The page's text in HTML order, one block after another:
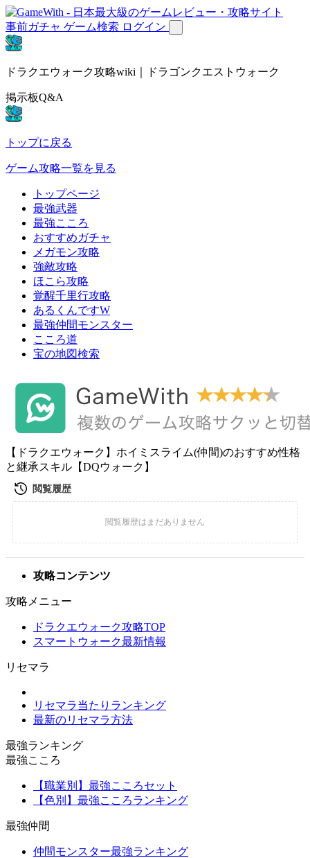
事前ガチャ ゲーム検索 ログイン
ドラクエウォーク攻略wiki｜ドラゴンクエストウォーク
掲示板Q&A
トップに戻る
ゲーム攻略一覧を見る
トップページ
最強武器
最強こころ
おすすめガチャ
メガモン攻略
強敵攻略
ほこら攻略
覚醒千里行攻略
あるくんですW
最強仲間モンスター
こころ道
宝の地図検索
【ドラクエウォーク】ホイミスライム(仲間)のおすすめ性格
と継承スキル【DQウォーク】
攻略コンテンツ
攻略メニュー
ドラクエウォーク攻略TOP
スマートウォーク最新情報
リセマラ
リセマラ当たりランキング
最新のリセマラ方法
最強ランキング
最強こころ
【職業別】最強こころセット
【色別】最強こころランキング
最強仲間
仲間モンスター最強ランキング